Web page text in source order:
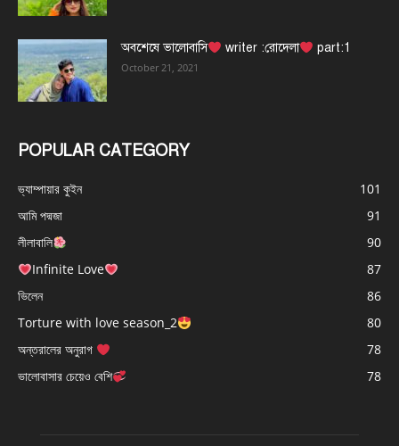
অবশেষে ভালোবাসি writer :রোদেলা part:1
October 21, 2021
POPULAR CATEGORY
ভ্যাম্পায়ার কুইন
101
আমি পদ্মজা
91
লীলাবালি
90
Infinite Love
87
ভিলেন
86
Torture with love season_2
80
অন্তরালের অনুরাগ
78
ভালোবাসার চেয়েও বেশি
78